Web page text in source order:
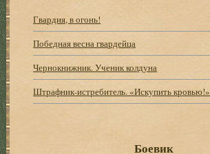
Гвардия, в огонь!
Победная весна гвардейца
Чернокнижник. Ученик колдуна
Штрафник-истребитель. «Искупить кровью!»
Боевик